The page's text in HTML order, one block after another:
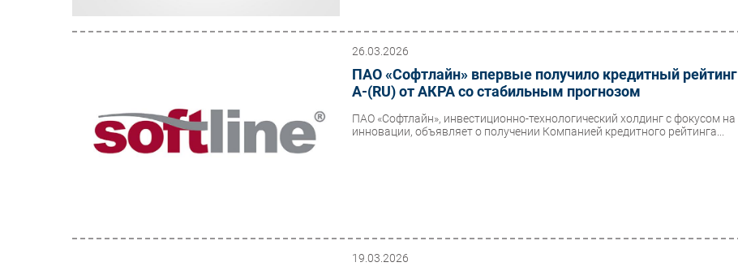
26.03.2026
ПАО «Софтлайн» впервые получило кредитный рейтинг
А-(RU) от АКРА со стабильным прогнозом
ПАО «Софтлайн», инвестиционно-технологический холдинг с фокусом на
инновации, объявляет о получении Компанией кредитного рейтинга...
19.03.2026